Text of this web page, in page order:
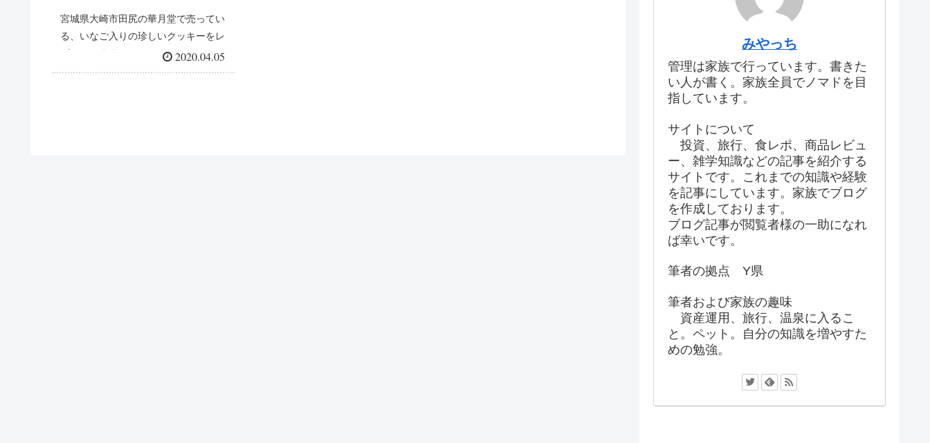
宮城県大崎市田尻の華月堂で売ってい
る、いなご入りの珍しいクッキーをレ
ビューします。
2020.04.05
みやっち
管理は家族で行っています。書きた
い人が書く。家族全員でノマドを目
指しています。
サイトについて
投資、旅行、食レポ、商品レビュ
ー、雑学知識などの記事を紹介する
サイトです。これまでの知識や経験
を記事にしています。家族でブログ
を作成しております。
ブログ記事が閲覧者様の一助になれ
ば幸いです。
筆者の拠点 Y県
筆者および家族の趣味
資産運用、旅行、温泉に入るこ
と。ペット。自分の知識を増やすた
めの勉強。